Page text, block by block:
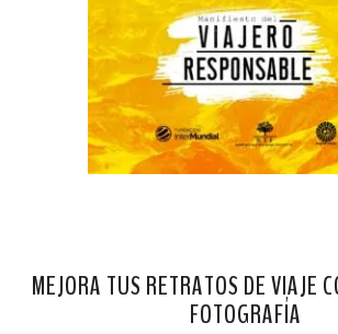
MEJORA TUS RETRATOS DE VIAJE
FOTOGRAFÍA